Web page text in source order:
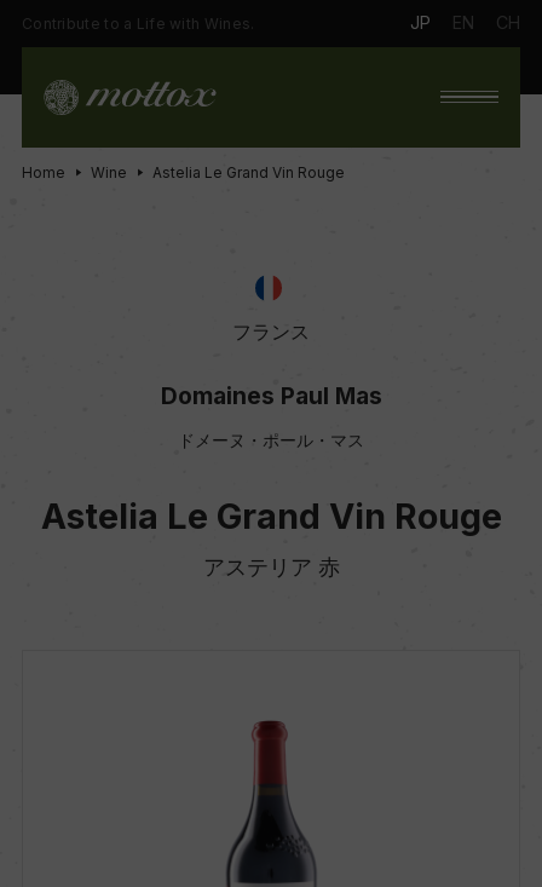
Contribute to a Life with Wines. JP EN CH
Home Wine Astelia Le Grand Vin Rouge
フランス
Domaines Paul Mas
ドメーヌ・ポール・マス
Astelia Le Grand Vin Rouge
アステリア 赤